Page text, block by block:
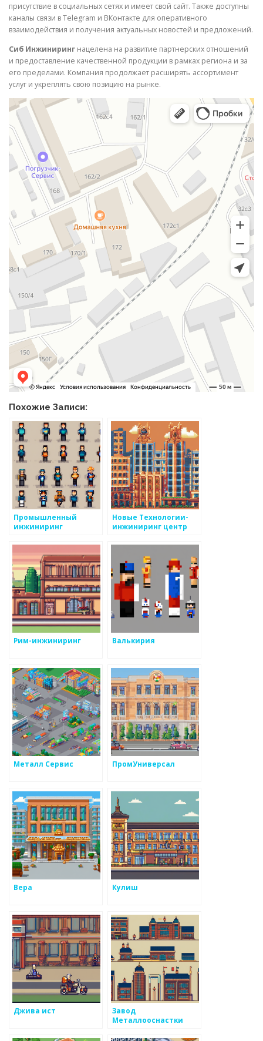
присутствие в социальных сетях и имеет свой сайт. Также доступны
каналы связи в Telegram и ВКонтакте для оперативного
взаимодействия и получения актуальных новостей и предложений.
Сиб Инжиниринг нацелена на развитие партнерских отношений
и предоставление качественной продукции в рамках региона и за
его пределами. Компания продолжает расширять ассортимент
услуг и укреплять свою позицию на рынке.
Похожие Записи:
Промышленный
инжиниринг
Новые Технологии-
инжиниринг центр
Рим-инжиниринг Валькирия
Металл Сервис ПромУниверсал
Вера Кулиш
Джива ист
Завод
Металлооснастки